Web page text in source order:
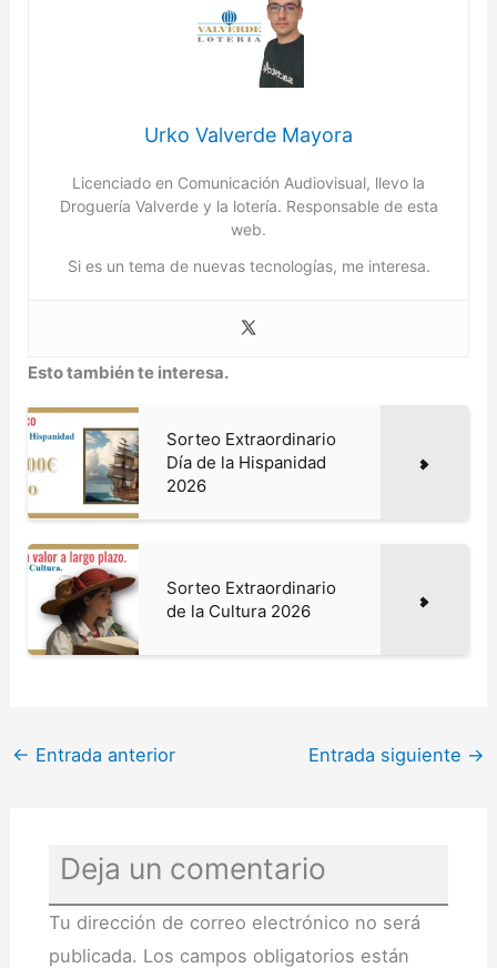
Urko Valverde Mayora
Licenciado en Comunicación Audiovisual, llevo la
Droguería Valverde y la lotería. Responsable de esta
web.
Si es un tema de nuevas tecnologías, me interesa.
Esto también te interesa.
Sorteo Extraordinario
Día de la Hispanidad
2026
Sorteo Extraordinario
de la Cultura 2026
← Entrada anterior Entrada siguiente →
Deja un comentario
Tu dirección de correo electrónico no será
publicada. Los campos obligatorios están